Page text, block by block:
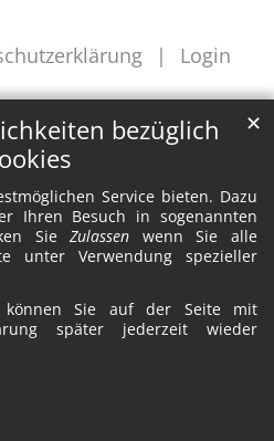
bezüglich
Service bieten. Dazu
Ihren Besuch in sogenannten
SieZulassen wenn Sie alle
unter Verwendung spezieller
können Sie auf der Seite mit
später jederzeit wieder
✕
Login